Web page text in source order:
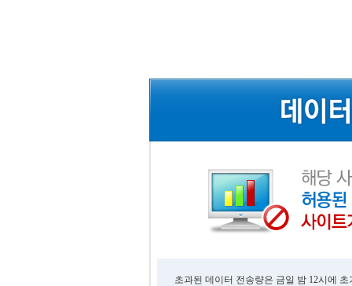
초과된 데이터 전송량은 금일 밤 12시에